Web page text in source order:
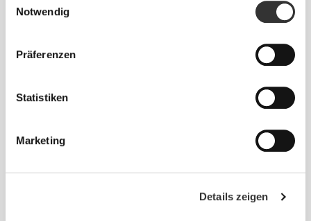
Notwendig
Präferenzen
Statistiken
Marketing
Details zeigen